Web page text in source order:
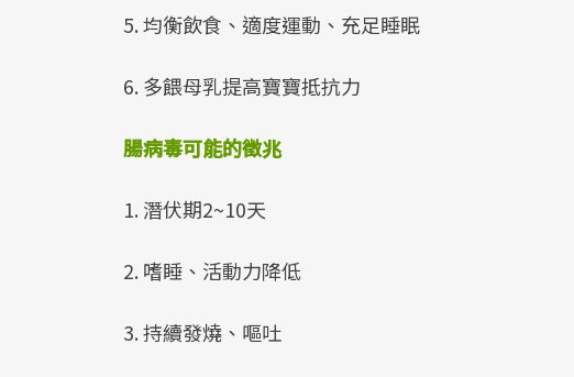
5. 均衡飲食、適度運動、充足睡眠
6. 多餵母乳提高寶寶抵抗力
腸病毒可能的徵兆
1. 潛伏期2~10天
2. 嗜睡、活動力降低
3. 持續發燒、嘔吐